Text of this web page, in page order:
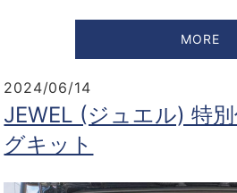
MORE
2024/06/14
JEWEL (ジュエル) 特
グキット